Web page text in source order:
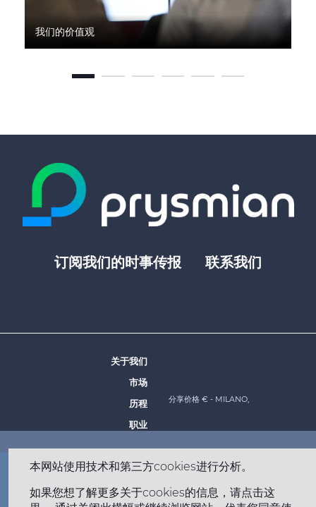
我们的价值观
Footer
Prysmian
订阅我们的时事传报 联系我们
Prysmian
关于我们
市场
历程
职业
分享价格 € - MILANO,
Footer
bottom
网站地图 法律声明 隐私权政策 Cookie 政策
Copyright © 2026 All rights reserved
本网站使用技术和第三方cookies进行分析。
如果您想了解更多关于cookies的信息，请点击这